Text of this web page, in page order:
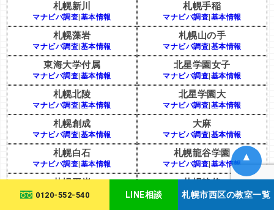
0120-552-540 LINE相談 札幌市西区の教室一覧
札幌新川
マナビバ調査 基本情報
札幌手稲
マナビバ調査 基本情報
札幌藻岩
マナビバ調査 基本情報
札幌山の手
マナビバ調査 基本情報
東海大学付属
マナビバ調査 基本情報
北星学園女子
マナビバ調査 基本情報
札幌北陵
マナビバ調査 基本情報
北星学園大
マナビバ調査 基本情報
札幌創成
マナビバ調査 基本情報
大麻
マナビバ調査 基本情報
札幌白石
マナビバ調査 基本情報
札幌龍谷学園
マナビバ調査 基本情報
札幌平岸
マナビバ調査|基本情報
札幌静修
マナビバ調査|基本情報
▲